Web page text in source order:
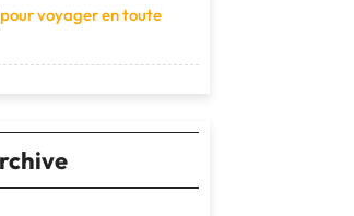
voyager en toute